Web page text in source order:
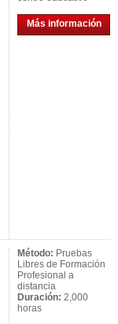
Más información
Método: Pruebas
Libres de Formación
Profesional a
distancia
Duración: 2,000
horas